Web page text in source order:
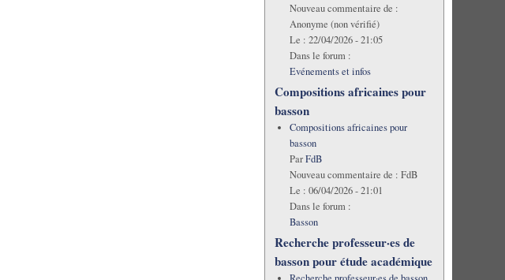
Nouveau commentaire de :
Anonyme (non vérifié)
Le : 22/04/2026 - 21:05
Dans le forum :
Evénements et infos
Compositions africaines pour
basson
Compositions africaines pour
basson
ParFdB
Nouveau commentaire de : FdB
Le : 06/04/2026 - 21:01
Dans le forum :
Basson
Recherche professeur·es de
basson pour étude académique